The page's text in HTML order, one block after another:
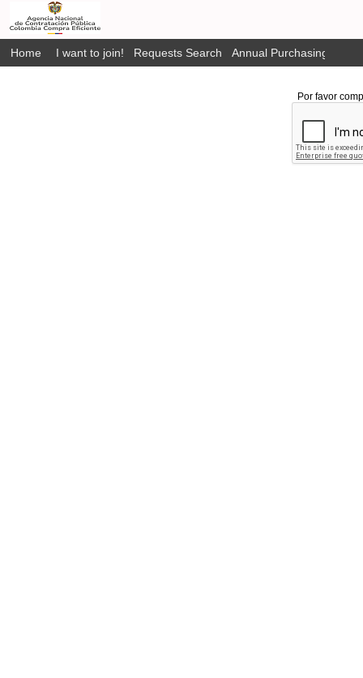
Home I want to join! Requests Search Annual Purchasing Plan
Por favor